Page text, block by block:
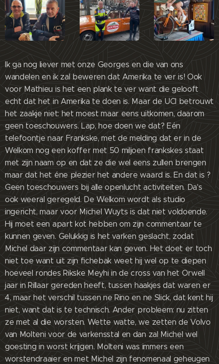
Ik ga nog liever met onze Georges en die van ons
wandelen en ik zal beweren dat Amerika te ver is! Ook
voor Mathieu is het een plank te ver want die gelooft
echt dat het in Amerika te doen is. Maar de UCI betrouwt
het zaakje niet: het moest maar eens uitkomen, daarom
geen toeschouwers. Lap, hoe doen we dat? Eén
telefoontje naar Frankske, met de melding dat er in de
Welkom nog een koffer met 50 miljoen frankskes staat
met zijn naam op en dat ze die wel eens zullen brengen
maar dat het éne plezier het andere waard is. En dat is ?
Geen toeschouwers bij alle openlucht activiteiten. Da's
ook weeral geregeld. De Welkom wordt als studio
ingericht, maar voor Michel Wuyts is dat niet voldoende.
Hij moet een apart kot hebben om zijn commentaar te
kunnen geven. Gelukkig is het varken geslacht, zodat
Michel daar zijn commentaar kan geven. Het doet er toch
niet toe want uit zijn fichebak weet hij wel op te diepen
hoeveel rondes Rikske Meyhi in de cross van het Orwell
jaar in Rillaar gereden heeft, tussen haakjes dat waren er
4, maar het verschil tussen ne Rino en ne Slick, dat kent hij
niet, want dat is te technisch. Ander probleem: nu zitten
ze met al die worsten. Wette watte, we zetten de Volvo
van Molteni voor de varkensstal en dan zal Michel wel
goesting in worst krijgen. Molteni was immers een
worstendraaier en met Michel zijn fenomenaal geheugen